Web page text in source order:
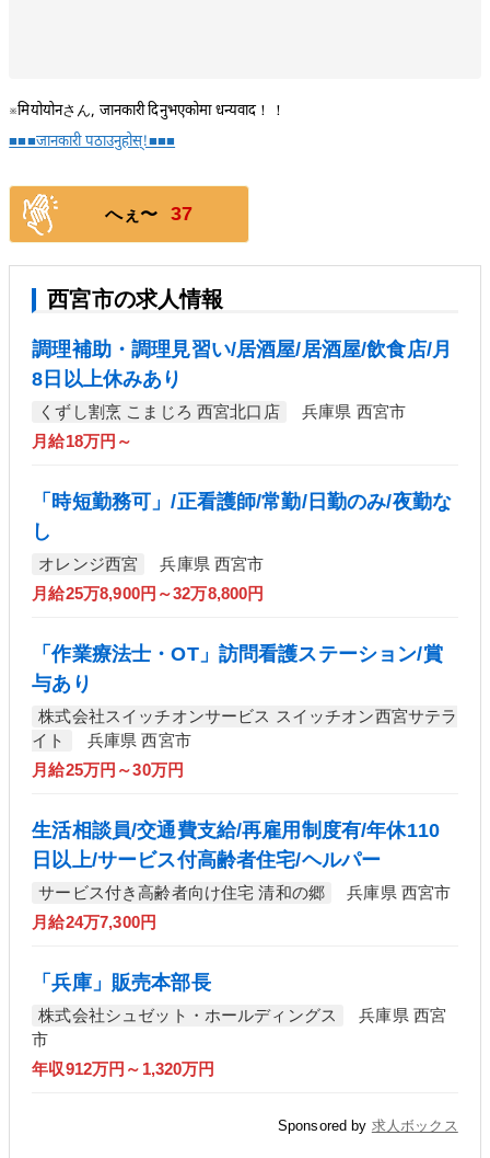
※मियोयोनさん, जानकारी दिनुभएकोमा धन्यवाद！！
■■■जानकारी पठाउनुहोस्!■■■
へぇ〜 37
西宮市の求人情報
調理補助・調理見習い/居酒屋/居酒屋/飲食店/月
8日以上休みあり
くずし割烹 こまじろ 西宮北口店
兵庫県 西宮市
月給18万円～
「時短勤務可」/正看護師/常勤/日勤のみ/夜勤な
し
オレンジ西宮
兵庫県 西宮市
月給25万8,900円～32万8,800円
「作業療法士・OT」訪問看護ステーション/賞
与あり
株式会社スイッチオンサービス スイッチオン西宮サテラ
イト
兵庫県 西宮市
月給25万円～30万円
生活相談員/交通費支給/再雇用制度有/年休110
日以上/サービス付高齢者住宅/ヘルパー
サービス付き高齢者向け住宅 清和の郷
兵庫県 西宮市
月給24万7,300円
「兵庫」販売本部長
株式会社シュゼット・ホールディングス
兵庫県 西宮
市
年収912万円～1,320万円
Sponsored by 求人ボックス